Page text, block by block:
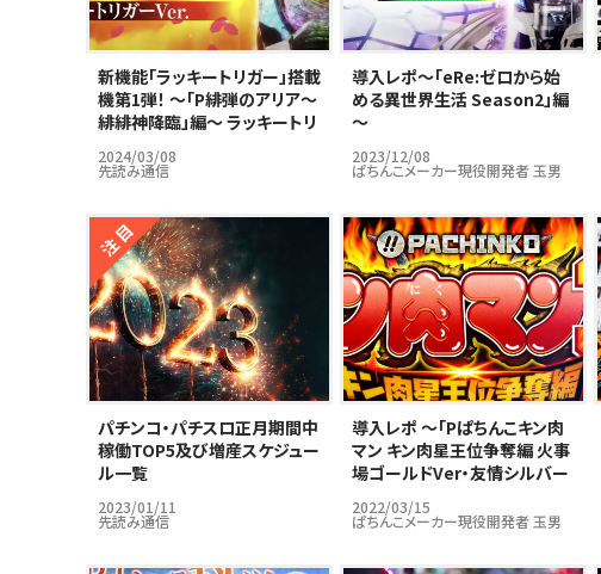
新機能「ラッキートリガー」搭載
機第1弾！ ～「P緋弾のアリア～
緋緋神降臨」編～ ラッキートリ
ガーはパチンコ市場の救世主
となりうるのか…？
2024/03/08
先読み通信
導入レポ～｢eRe:ゼロから始
める異世界生活 Season2」編
～
2023/12/08
ぱちんこメーカー現役開発者 玉男
パチンコ・パチスロ正月期間中
稼働TOP5及び増産スケジュー
ル一覧
2023/01/11
先読み通信
導入レポ ～「Pぱちんこキン肉
マン キン肉星王位争奪編 火事
場ゴールドVer・友情シルバー
Ver」編～
2022/03/15
ぱちんこメーカー現役開発者 玉男